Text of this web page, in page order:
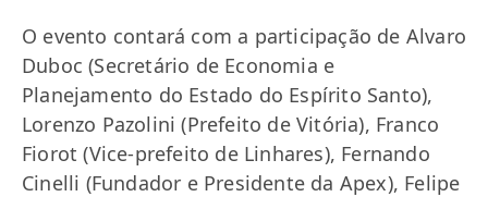
O evento contará com a participação de Alvaro
Duboc (Secretário de Economia e
Planejamento do Estado do Espírito Santo),
Lorenzo Pazolini (Prefeito de Vitória), Franco
Fiorot (Vice-prefeito de Linhares), Fernando
Cinelli (Fundador e Presidente da Apex), Felipe